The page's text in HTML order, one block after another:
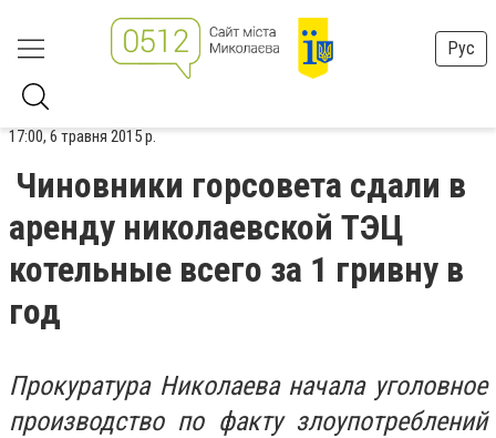
Рус
17:00, 6 травня 2015 р.
Чиновники горсовета сдали в
аренду николаевской ТЭЦ
котельные всего за 1 гривну в
год
Прокуратура Николаева начала уголовное
производство по факту злоупотреблений